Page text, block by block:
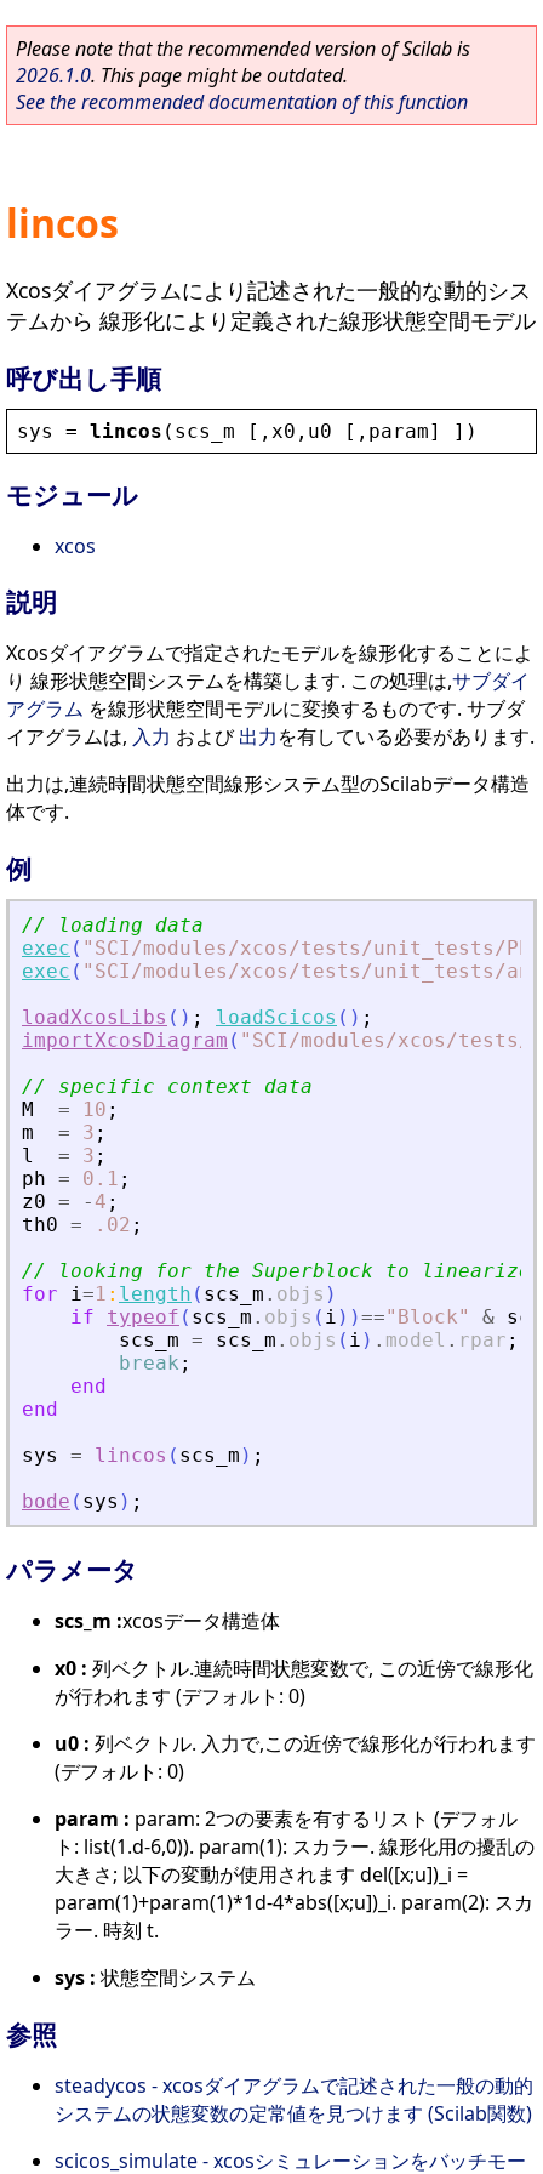
Please note that the recommended version of Scilab is
2026.1.0. This page might be outdated.
See the recommended documentation of this function
lincos
Xcosダイアグラムにより記述された一般的な動的シス
テムから 線形化により定義された線形状態空間モデル
呼び出し手順
sys = lincos ( scs_m [, x0 , u0 [, param] ])
モジュール
xcos
説明
Xcosダイアグラムで指定されたモデルを線形化することによ
り 線形状態空間システムを構築します. この処理は,サブダイ
アグラム を線形状態空間モデルに変換するものです. サブダ
イアグラムは, 入力 および出力を有している必要があります.
出力は,連続時間状態空間線形システム型のScilabデータ構造
体です.
例
// loading data
exec ( " SCI/modules/xcos/tests/unit_tests/
exec ( " SCI/modules/xcos/tests/unit_tests/
loadXcosLibs ( ) ; loadScicos ( ) ;
importXcosDiagram ( " SCI/modules/xcos/tests/
// specific context data
M
= 10 ;
m
= 3 ;
l
= 3 ;
ph = 0.1 ;
z0 = - 4 ;
th0 = .02 ;
// looking for the Superblock to linearize
for
i=1 : length ( scs_m . objs )
if
typeof ( scs_m . objs ( i ) )==" Block" &
scs_m = scs_m . objs ( i ) . model . rpar ;
break ;
end
end
sys
= lincos ( scs_m ) ;
bode ( sys ) ;
パラメータ
scs_m :xcosデータ構造体
x0 : 列ベクトル.連続時間状態変数で, この近傍で線形化
が行われます (デフォルト: 0)
u0 : 列ベクトル. 入力で,この近傍で線形化が行われます
(デフォルト: 0)
param : param: 2つの要素を有するリスト (デフォル
ト: list(1.d-6,0)). param(1): スカラー. 線形化用の擾乱の
大きさ; 以下の変動が使用されます del([x;u])_i =
param(1)+param(1)*1d-4*abs([x;u])_i. param(2): スカ
ラー. 時刻 t.
sys : 状態空間システム
参照
steadycos - xcosダイアグラムで記述された一般の動的
システムの状態変数の定常値を見つけます (Scilab関数)
scicos_simulate - xcosシミュレーションをバッチモー